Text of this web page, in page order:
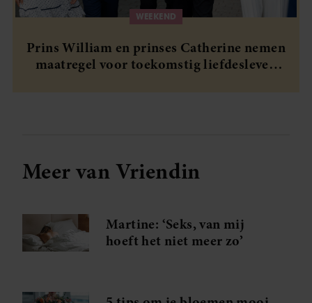
WEEKEND
Prins William en prinses Catherine nemen
maatregel voor toekomstig liefdesleven
Meer van Vriendin
Martine: ‘Seks, van mij
hoeft het niet meer zo’